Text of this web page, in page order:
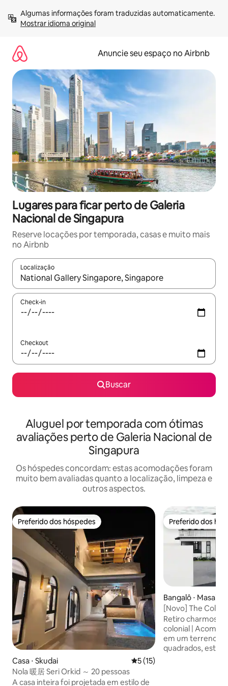
para
Mostrar idioma original
Anuncie seu espaço no Airbnb
Lugares para ficar perto de Galeria
Nacional de Singapura
Reserve locações por temporada, casas e muito mais
no Airbnb
Localização
Quando os resultados estiverem disponíveis, explore-os
Check-in
Checkout
Buscar
Aluguel por temporada com ótimas
avaliações perto de Galeria Nacional de
Singapura
Os hóspedes concordam: estas acomodações foram
muito bem avaliadas quanto a localização, limpeza e
outros aspectos.
Preferido dos hóspedes
Preferido dos hóspedes
Casa ⋅ Skudai 5 de uma avaliação média
5 (15)
Nola 暖居 Seri Orkid ～ 20 pessoas
A casa inteira foi projetada em estilo de
Preferido dos
Preferido dos
Bangalô ⋅ Masai
[Novo] The
enorme gramado
Retiro charmoso
colonial | Acomoda 13
em um terreno
quadrados, esta